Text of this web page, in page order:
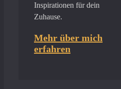
Inspirationen für dein
Zuhause.
Mehr über mich
erfahren